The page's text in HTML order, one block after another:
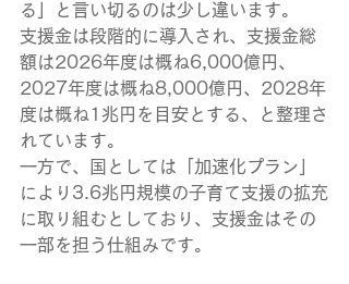
る」と言い切るのは少し違います。
支援金は段階的に導入され、支援金総
額は2026年度は概ね6,000億円、
2027年度は概ね8,000億円、2028年
度は概ね1兆円を目安とする、と整理さ
れています。
一方で、国としては「加速化プラン」
により3.6兆円規模の子育て支援の拡充
に取り組むとしており、支援金はその
一部を担う仕組みです。